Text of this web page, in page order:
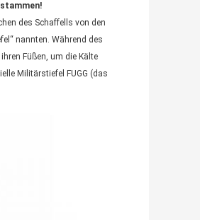
des Schaffells von den
nannten. Während des
Füßen, um die Kälte
Militärstiefel FUGG (das